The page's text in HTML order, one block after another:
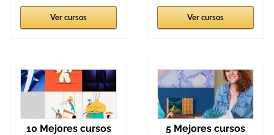
Ver cursos Ver cursos
10 Mejores cursos
5 Mejores cursos